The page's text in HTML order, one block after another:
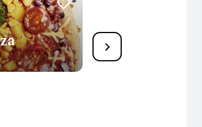
Pizza mit
& Honig